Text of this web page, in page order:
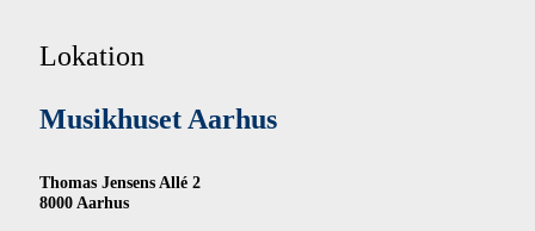
Lokation
Musikhuset Aarhus
Thomas Jensens Allé 2
8000 Aarhus